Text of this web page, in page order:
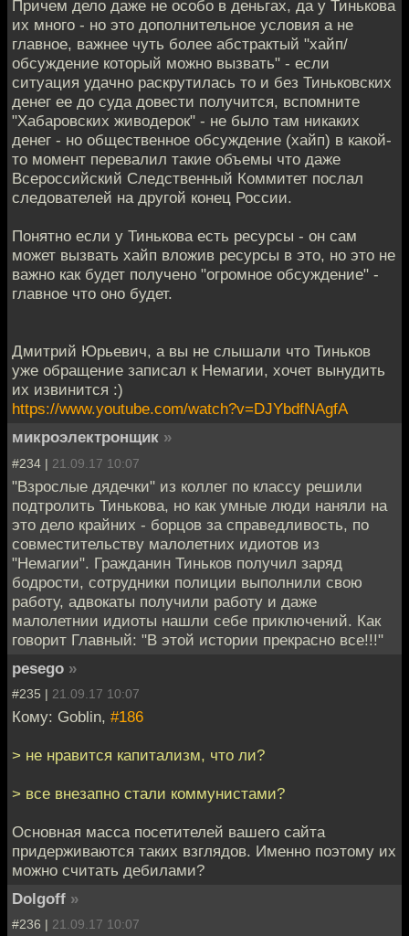
Причем дело даже не особо в деньгах, да у Тинькова
их много - но это дополнительное условия а не
главное, важнее чуть более абстрактый "хайп/
обсуждение который можно вызвать" - если
ситуация удачно раскрутилась то и без Тиньковских
денег ее до суда довести получится, вспомните
"Хабаровских живодерок" - не было там никаких
денег - но общественное обсуждение (хайп) в какой-
то момент перевалил такие объемы что даже
Всероссийский Следственный Коммитет послал
следователей на другой конец России.
Понятно если у Тинькова есть ресурсы - он сам
может вызвать хайп вложив ресурсы в это, но это не
важно как будет получено "огромное обсуждение" -
главное что оно будет.
Дмитрий Юрьевич, а вы не слышали что Тиньков
уже обращение записал к Немагии, хочет вынудить
их извинится :)
https://www.youtube.com/watch?v=DJYbdfNAgfA
микроэлектронщик »
#234 | 21.09.17 10:07
"Взрослые дядечки" из коллег по классу решили
подтролить Тинькова, но как умные люди наняли на
это дело крайних - борцов за справедливость, по
совместительству малолетних идиотов из
"Немагии". Гражданин Тиньков получил заряд
бодрости, сотрудники полиции выполнили свою
работу, адвокаты получили работу и даже
малолетнии идиоты нашли себе приключений. Как
говорит Главный: "В этой истории прекрасно все!!!"
pesego »
#235 | 21.09.17 10:07
Кому: Goblin, #186
> не нравится капитализм, что ли?
> все внезапно стали коммунистами?
Основная масса посетителей вашего сайта
придерживаются таких взглядов. Именно поэтому их
можно считать дебилами?
Dolgoff »
#236 | 21.09.17 10:07